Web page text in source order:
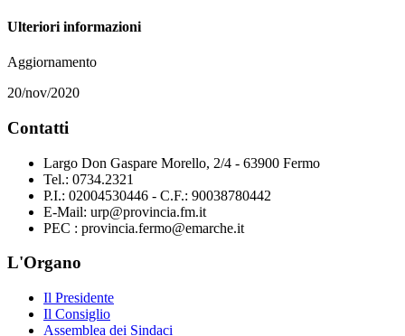
Ulteriori informazioni
Aggiornamento
20/nov/2020
Contatti
Largo Don Gaspare Morello, 2/4 - 63900 Fermo
Tel.: 0734.2321
P.I.: 02004530446 - C.F.: 90038780442
E-Mail: urp@provincia.fm.it
PEC : provincia.fermo@emarche.it
L'Organo
Il Presidente
Il Consiglio
Assemblea dei Sindaci